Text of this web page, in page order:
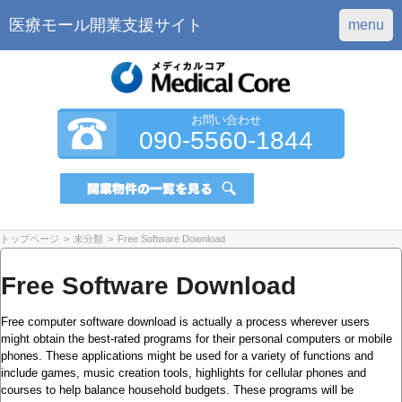
医療モール開業支援サイト menu
お問い合わせ
090-5560-1844
トップページ > 未分類 > Free Software Download
Free Software Download
Free computer software download is actually a process wherever users
might obtain the best-rated programs for their personal computers or mobile
phones. These applications might be used for a variety of functions and
include games, music creation tools, highlights for cellular phones and
courses to help balance household budgets. These programs will be